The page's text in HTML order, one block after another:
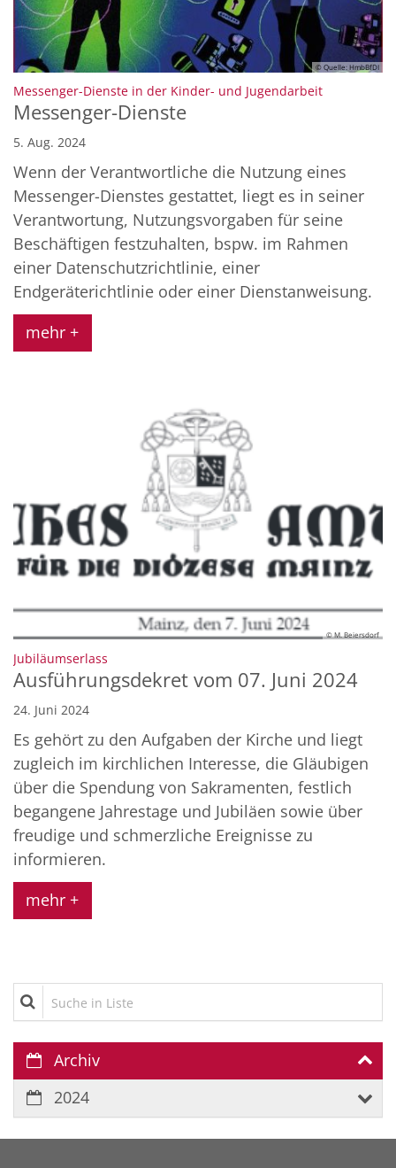
© Quelle: HmbBfDI
Messenger-Dienste in der Kinder- und Jugendarbeit:
Messenger-Dienste
5. Aug. 2024
Wenn der Verantwortliche die Nutzung eines
Messenger-Dienstes gestattet, liegt es in seiner
Verantwortung, Nutzungsvorgaben für seine
Beschäftigen festzuhalten, bspw. im Rahmen
einer Datenschutzrichtlinie, einer
Endgeräterichtlinie oder einer Dienstanweisung.
mehr +
© M. Beiersdorf
Jubiläumserlass
Ausführungsdekret vom 07. Juni 2024
24. Juni 2024
Es gehört zu den Aufgaben der Kirche und liegt
zugleich im kirchlichen Interesse, die Gläubigen
über die Spendung von Sakramenten, festlich
begangene Jahrestage und Jubiläen sowie über
freudige und schmerzliche Ereignisse zu
informieren.
mehr +
Suche in Liste
Archiv
2024